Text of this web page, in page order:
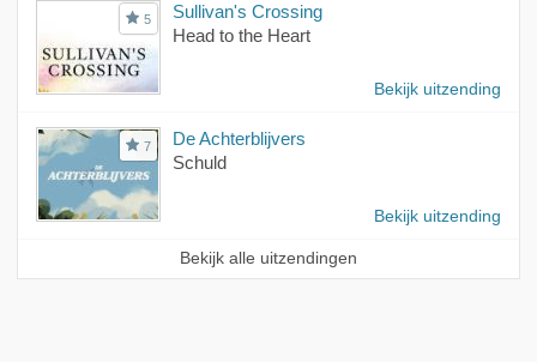
5
Sullivan's Crossing
Head to the Heart
Bekijk uitzending
7
De Achterblijvers
Schuld
Bekijk uitzending
Bekijk alle uitzendingen